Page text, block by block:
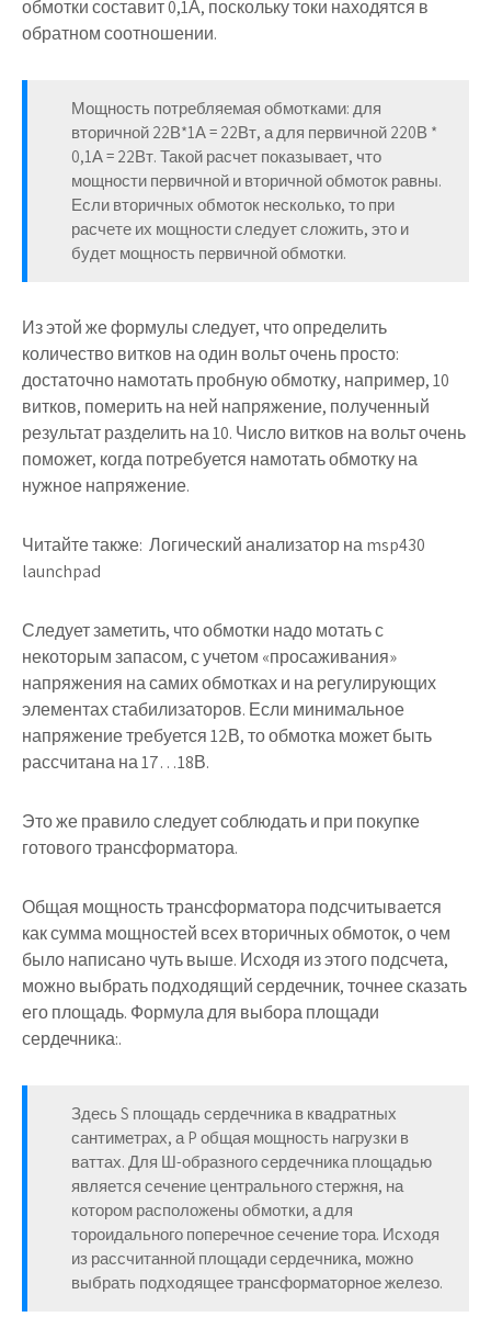
обмотки составит 0,1А, поскольку токи находятся в
обратном соотношении.
Мощность потребляемая обмотками: для
вторичной 22В*1А = 22Вт, а для первичной 220В *
0,1А = 22Вт. Такой расчет показывает, что
мощности первичной и вторичной обмоток равны.
Если вторичных обмоток несколько, то при
расчете их мощности следует сложить, это и
будет мощность первичной обмотки.
Из этой же формулы следует, что определить
количество витков на один вольт очень просто:
достаточно намотать пробную обмотку, например, 10
витков, померить на ней напряжение, полученный
результат разделить на 10. Число витков на вольт очень
поможет, когда потребуется намотать обмотку на
нужное напряжение.
Читайте также: Логический анализатор на msp430
launchpad
Следует заметить, что обмотки надо мотать с
некоторым запасом, с учетом «просаживания»
напряжения на самих обмотках и на регулирующих
элементах стабилизаторов. Если минимальное
напряжение требуется 12В, то обмотка может быть
рассчитана на 17…18В.
Это же правило следует соблюдать и при покупке
готового трансформатора.
Общая мощность трансформатора подсчитывается
как сумма мощностей всех вторичных обмоток, о чем
было написано чуть выше. Исходя из этого подсчета,
можно выбрать подходящий сердечник, точнее сказать
его площадь. Формула для выбора площади
сердечника:.
Здесь S площадь сердечника в квадратных
сантиметрах, а P общая мощность нагрузки в
ваттах. Для Ш-образного сердечника площадью
является сечение центрального стержня, на
котором расположены обмотки, а для
тороидального поперечное сечение тора. Исходя
из рассчитанной площади сердечника, можно
выбрать подходящее трансформаторное железо.